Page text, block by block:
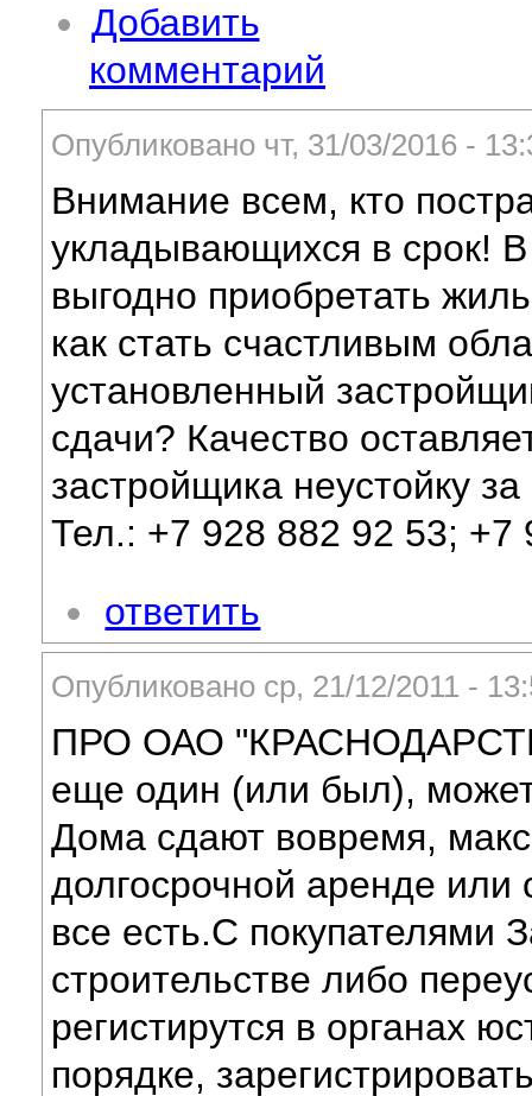
Добавить
комментарий
Опубликовано чт, 31/03/2016 -
Внимание всем, кто
укладывающихся в срок!
выгодно приобретать
как стать счастливым
установленный
сдачи? Качество
застройщика неустойку
Тел.: +7 928 882 92 53; +7
ответить
Опубликовано ср, 21/12/2011 -
ПРО ОАО
еще один (или был),
Дома сдают вовремя,
долгосрочной аренде или
все есть.С покупателями
строительстве либо
регистирутся в органах
порядке,